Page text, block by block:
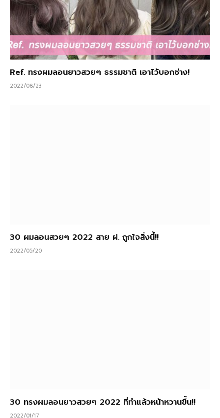
Ref. ทรงผมลอนยาวสวยๆ ธรรมชาติ เอาไว้บอกช่าง!
2022/08/23
30 ผมลอนสวยๆ 2022 สาย ฝ. ถูกใจสิ่งนี้!!
2022/05/20
30 ทรงผมลอนยาวสวยๆ 2022 ที่ทำแล้วหน้าหวานขึ้น!!
2022/01/17